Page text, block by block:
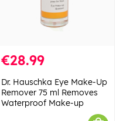
€28.99
Dr. Hauschka Eye Make-Up
Remover 75 ml Removes
Waterproof Make-up